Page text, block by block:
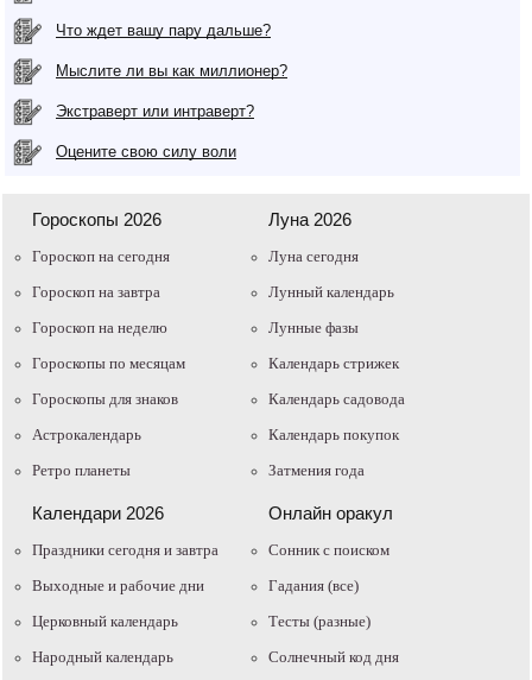
Что ждет вашу пару дальше?
Мыслите ли вы как миллионер?
Экстраверт или интраверт?
Оцените свою силу воли
Гороскопы 2026
Гороскоп на сегодня
Гороскоп на завтра
Гороскоп на неделю
Гороскопы по месяцам
Гороскопы для знаков
Астрокалендарь
Ретро планеты
Луна 2026
Луна сегодня
Лунный календарь
Лунные фазы
Календарь стрижек
Календарь садовода
Календарь покупок
Затмения года
Календари 2026
Праздники сегодня и завтра
Выходные и рабочие дни
Церковный календарь
Народный календарь
Онлайн оракул
Cонник с поиском
Гадания (все)
Тесты (разные)
Солнечный код дня